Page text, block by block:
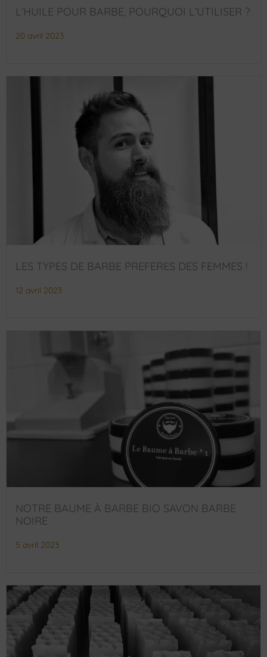
L’HUILE POUR BARBE, POURQUOI L’UTILISER ?
20 avril 2023
LES TYPES DE BARBE PREFERES DES FEMMES !
12 avril 2023
NOTRE BAUME À BARBE BIO SAVON BARBE
NOIRE
5 avril 2023